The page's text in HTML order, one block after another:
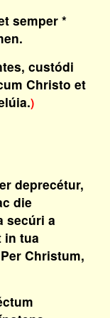
semper *
custódi
Christo et
)
deprecétur,
die
secúri a
in tua
Christum,